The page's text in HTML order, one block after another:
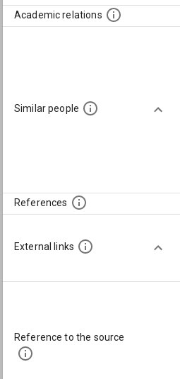
Academic relations
Similar people
References
External links
Reference to the source